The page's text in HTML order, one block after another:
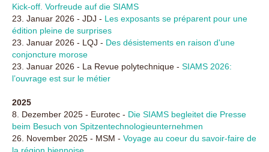
Kick-off. Vorfreude auf die SIAMS
23. Januar 2026 - JDJ - Les exposants se préparent pour une
édition pleine de surprises
23. Januar 2026 - LQJ - Des désistements en raison d'une
conjoncture morose
23. Januar 2026 - La Revue polytechnique - SIAMS 2026:
l’ouvrage est sur le métier
2025
8. Dezember 2025 - Eurotec - Die SIAMS begleitet die Presse
beim Besuch von Spitzentechnologieunternehmen
26. November 2025 - MSM - Voyage au coeur du savoir-faire de